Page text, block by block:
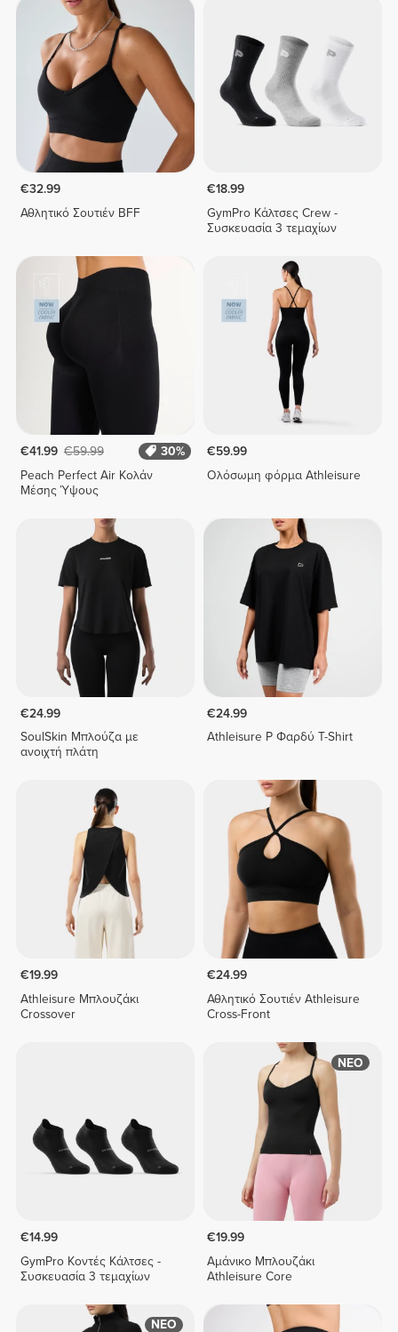
€32.99
Αθλητικό Σουτιέν BFF
€18.99
GymPro Κάλτσες Crew -
Συσκευασία 3 τεμαχίων
€41.99 €59.99
30%
Peach Perfect Air Κολάν
Μέσης Ύψους
€59.99
Ολόσωμη φόρμα Athleisure
€24.99
SoulSkin Μπλούζα με
ανοιχτή πλάτη
€24.99
Athleisure P Φαρδύ T-Shirt
€19.99
Athleisure Μπλουζάκι
Crossover
€24.99
Αθλητικό Σουτιέν Athleisure
Cross-Front
€14.99
GymPro Κοντές Κάλτσες -
Συσκευασία 3 τεμαχίων
ΝΕΟ
€19.99
Αμάνικο Μπλουζάκι
Athleisure Core
ΝΕΟ